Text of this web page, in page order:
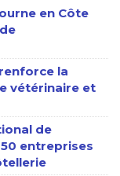
en Côte
la
vétérinaire et
de
entreprises